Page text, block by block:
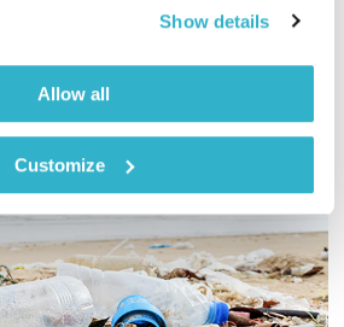
Show details
Allow all
Customize